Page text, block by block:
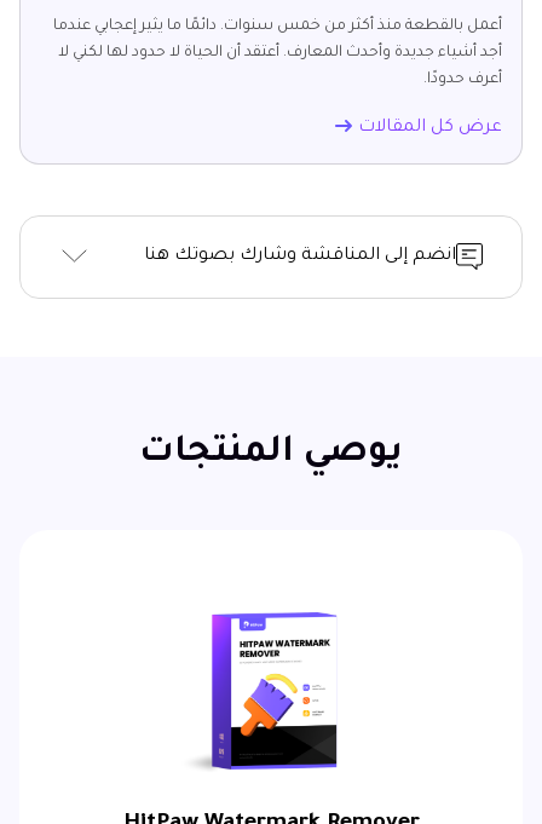
أعمل بالقطعة منذ أكثر من خمس سنوات. دائمًا ما يثير إعجابي عندما
أجد أشياء جديدة وأحدث المعارف. أعتقد أن الحياة لا حدود لها لكني لا
أعرف حدودًا.
عرض كل المقالات
انضم إلى المناقشة وشارك بصوتك هنا
يوصي المنتجات